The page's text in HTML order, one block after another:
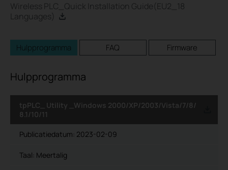
Wireless PLC_Quick Installation Guide(EU2_18
Languages)
Hulpprogramma FAQ Firmware
Hulpprogramma
tpPLC_ Utility _Windows 2000/XP/2003/Vista/7/8/
8.1/10/11
Publicatiedatum: 2023-02-09
Taal: Meertalig